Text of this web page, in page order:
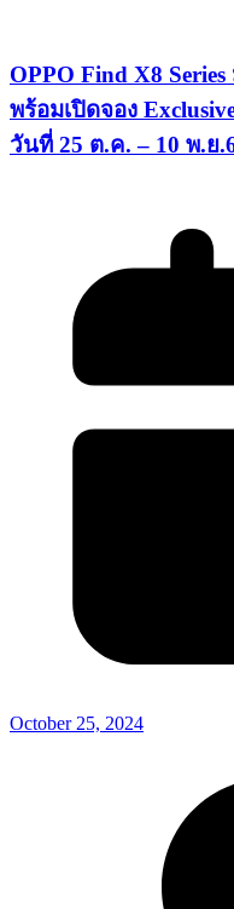
OPPO Find X8
พร้อมเปิดจอง
วันที่ 25 ต.ค. – 10 พ.ย
October 25, 2024